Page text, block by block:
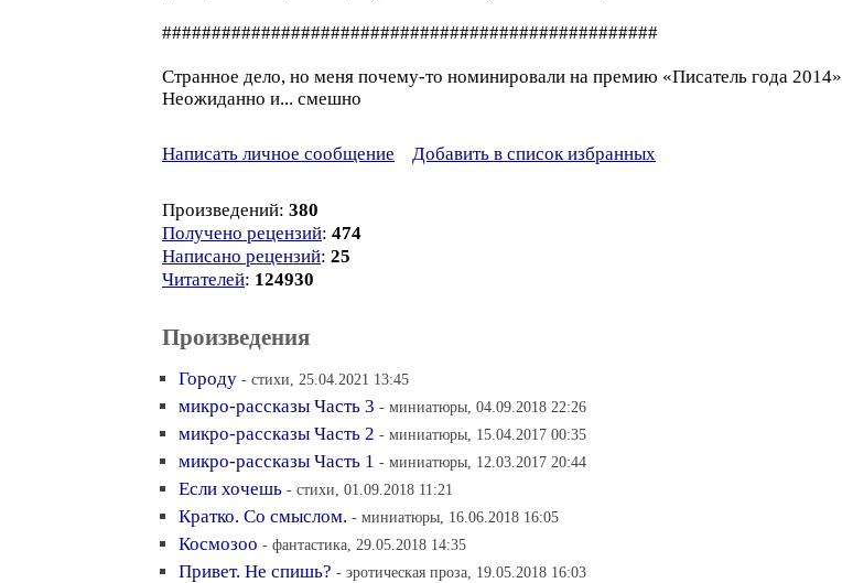
##################################################
Странное дело, но меня почему-то номинировали на премию «Писатель года 2014»
Неожиданно и... смешно
Написать личное сообщение Добавить в список избранных
Произведений: 380
Получено рецензий: 474
Написано рецензий: 25
Читателей: 124930
Произведения
Городу - стихи, 25.04.2021 13:45
микро-рассказы Часть 3 - миниатюры, 04.09.2018 22:26
микро-рассказы Часть 2 - миниатюры, 15.04.2017 00:35
микро-рассказы Часть 1 - миниатюры, 12.03.2017 20:44
Если хочешь - стихи, 01.09.2018 11:21
Кратко. Со смыслом. - миниатюры, 16.06.2018 16:05
Космозоо - фантастика, 29.05.2018 14:35
Привет. Не спишь? - эротическая проза, 19.05.2018 16:03